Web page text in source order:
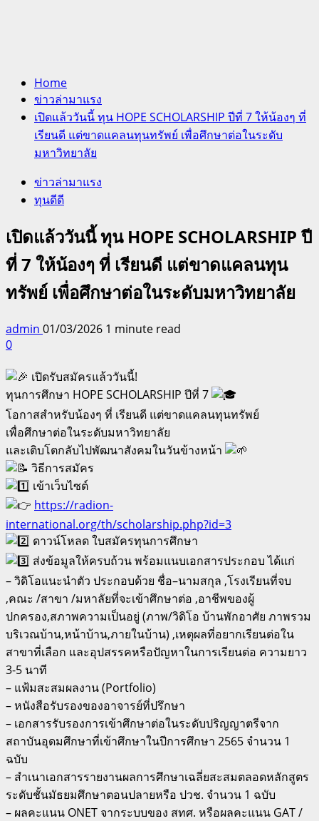
Home
ข่าวล่ามาแรง
เปิดแล้ววันนี้ ทุน HOPE SCHOLARSHIP ปีที่ 7 ให้น้องๆ ที่
เรียนดี แต่ขาดแคลนทุนทรัพย์ เพื่อศึกษาต่อในระดับ
มหาวิทยาลัย
ข่าวล่ามาแรง
ทุนดีดี
เปิดแล้ววันนี้ ทุน HOPE SCHOLARSHIP ปี
ที่ 7 ให้น้องๆ ที่ เรียนดี แต่ขาดแคลนทุน
ทรัพย์ เพื่อศึกษาต่อในระดับมหาวิทยาลัย
admin 01/03/2026 1 minute read
0
เปิดรับสมัครแล้ววันนี้!
ทุนการศึกษา HOPE SCHOLARSHIP ปีที่ 7
โอกาสสำหรับน้องๆ ที่ เรียนดี แต่ขาดแคลนทุนทรัพย์
เพื่อศึกษาต่อในระดับมหาวิทยาลัย
และเติบโตกลับไปพัฒนาสังคมในวันข้างหน้า
วิธีการสมัคร
เข้าเว็บไซต์
https://radion-
international.org/th/scholarship.php?id=3
ดาวน์โหลด ใบสมัครทุนการศึกษา
ส่งข้อมูลให้ครบถ้วน พร้อมแนบเอกสารประกอบ ได้แก่
– วิดิโอแนะนําตัว ประกอบด้วย ชื่อ–นามสกุล ,โรงเรียนที่จบ
,คณะ /สาขา /มหาลัยที่จะเข้าศึกษาต่อ ,อาชีพของผู้
ปกครอง,สภาพความเป็นอยู่ (ภาพ/วิดิโอ บ้านพักอาศัย ภาพรวม
บริเวณบ้าน,หน้าบ้าน,ภายในบ้าน) ,เหตุผลที่อยากเรียนต่อใน
สาขาที่เลือก และอุปสรรคหรือปัญหาในการเรียนต่อ ความยาว
3-5 นาที
– แฟ้มสะสมผลงาน (Portfolio)
– หนังสือรับรองของอาจารย์ที่ปรึกษา
– เอกสารรับรองการเข้าศึกษาต่อในระดับปริญญาตรีจาก
สถาบันอุดมศึกษาที่เข้าศึกษาในปีการศึกษา 2565 จำนวน 1
ฉบับ
– สำเนาเอกสารรายงานผลการศึกษาเฉลี่ยสะสมตลอดหลักสูตร
ระดับชั้นมัธยมศึกษาตอนปลายหรือ ปวช. จำนวน 1 ฉบับ
– ผลคะแนน ONET จากระบบของ สทศ. หรือผลคะแนน GAT /